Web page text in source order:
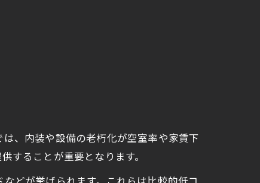
、内装や設備の老朽化が空室率や家賃下
することが重要となります。